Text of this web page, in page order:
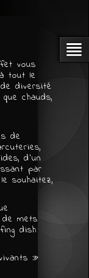
vous
tout le
diversité
chauds,
de
d’un
par
souhaitez,
mets
dish
»